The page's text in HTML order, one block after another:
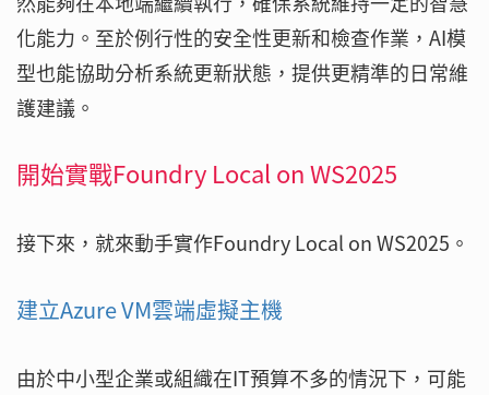
化能力。至於例行性的安全性更新和檢查作業，AI模
型也能協助分析系統更新狀態，提供更精準的日常維
護建議。
開始實戰Foundry Local on WS2025
接下來，就來動手實作Foundry Local on WS2025。
建立Azure VM雲端虛擬主機
由於中小型企業或組織在IT預算不多的情況下，可能